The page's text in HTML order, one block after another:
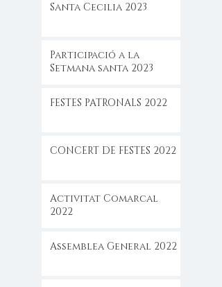
Santa Cecilia 2023
Participació a la
Setmana santa 2023
FESTES PATRONALS 2022
CONCERT DE FESTES 2022
Activitat Comarcal
2022
Assemblea General 2022